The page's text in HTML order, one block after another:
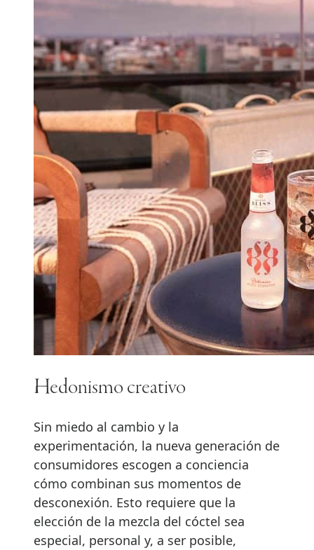
Hedonismo creativo
Sin miedo al cambio y la
experimentación, la nueva generación de
consumidores escogen a conciencia
cómo combinan sus momentos de
desconexión. Esto requiere que la
elección de la mezcla del cóctel sea
especial, personal y, a ser posible,